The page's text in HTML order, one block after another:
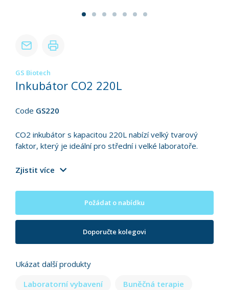
GS Biotech
Inkubátor CO2 220L
Code GS220
CO2 inkubátor s kapacitou 220L nabízí velký tvarový
faktor, který je ideální pro střední i velké laboratoře.
Zjistit více
Požádat o nabídku
Doporučte kolegovi
Ukázat další produkty
Laboratorní vybavení
Buněčná terapie